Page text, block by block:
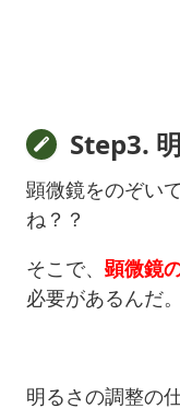
Step3.
顕微鏡をのぞい
ね？？
そこで、 顕微鏡
必要があるんだ。
明るさの調整の